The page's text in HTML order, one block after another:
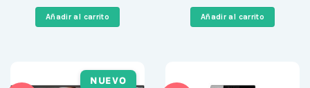
era:
2.171,31 €.
Añadir al carrito
era:
1.399,00 €.
Añadir al carrito
NUEVO